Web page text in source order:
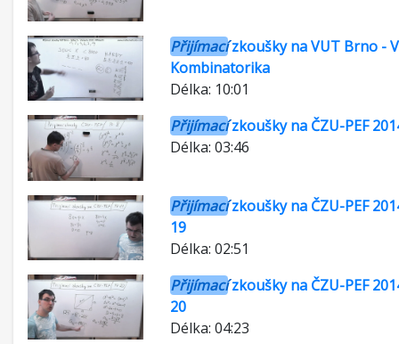
Přijímacízkoušky na VUT Brno -
Kombinatorika
Délka: 10:01
Přijímacízkoušky na ČZU-PEF
Délka: 03:46
Přijímacízkoušky na ČZU-PEF
19
Délka: 02:51
Přijímacízkoušky na ČZU-PEF
20
Délka: 04:23